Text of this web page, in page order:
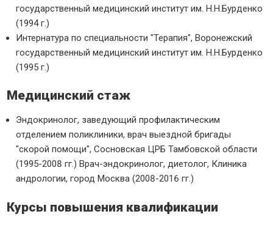
государственный медицинский институт им. Н.Н.Бурденко
(1994 г.)
Интернатура по специальности "Терапия", Воронежский
государственный медицинский институт им. Н.Н.Бурденко
(1995 г.)
Медицинский стаж
Эндокринолог, заведующий профилактическим
отделением поликлиники, врач выездной бригады
"скорой помощи", Сосновская ЦРБ Тамбовской области
(1995-2008 гг.) Врач-эндокринолог, диетолог, Клиника
андрологии, город Москва (2008-2016 гг.)
Курсы повышения квалификации